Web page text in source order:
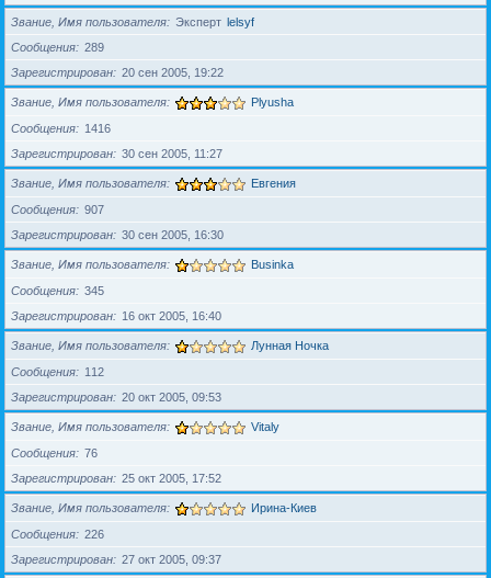
Звание, Имя пользователя Эксперт lelsyf
Сообщения
289
Зарегистрирован
20 сен 2005, 19:22
Звание, Имя пользователя Plyusha
Сообщения
1416
Зарегистрирован
30 сен 2005, 11:27
Звание, Имя пользователя Евгения
Сообщения
907
Зарегистрирован
30 сен 2005, 16:30
Звание, Имя пользователя Businka
Сообщения
345
Зарегистрирован
16 окт 2005, 16:40
Звание, Имя пользователя Лунная Ночка
Сообщения
112
Зарегистрирован
20 окт 2005, 09:53
Звание, Имя пользователя Vitaly
Сообщения
76
Зарегистрирован
25 окт 2005, 17:52
Звание, Имя пользователя Ирина-Киев
Сообщения
226
Зарегистрирован
27 окт 2005, 09:37